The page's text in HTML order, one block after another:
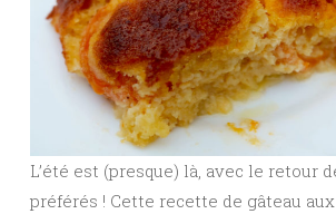
L’été est (presque) là, avec le retour
préférés ! Cette recette de gâteau